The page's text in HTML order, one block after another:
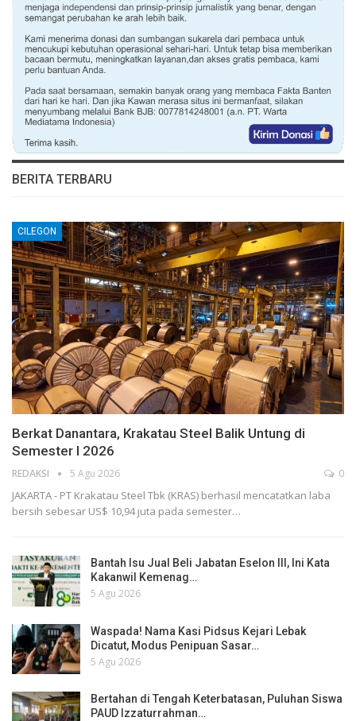
BERITA TERBARU
CILEGON
Berkat Danantara, Krakatau Steel Balik Untung di
Semester I 2026
REDAKSI 5 Agu 2026 0
JAKARTA - PT Krakatau Steel Tbk (KRAS) berhasil mencatatkan laba
bersih sebesar US$ 10,94 juta pada semester…
Bantah Isu Jual Beli Jabatan Eselon III, Ini Kata
Kakanwil Kemenag…
5 Agu 2026
Waspada! Nama Kasi Pidsus Kejari Lebak
Dicatut, Modus Penipuan Sasar…
5 Agu 2026
Bertahan di Tengah Keterbatasan, Puluhan Siswa
PAUD Izzaturrahman…